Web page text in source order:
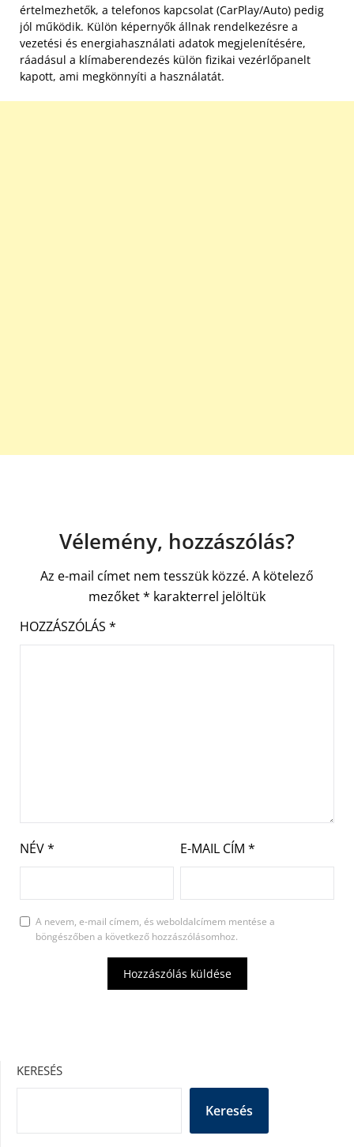
értelmezhetők, a telefonos kapcsolat (CarPlay/Auto) pedig
jól működik. Külön képernyők állnak rendelkezésre a
vezetési és energiahasználati adatok megjelenítésére,
ráadásul a klímaberendezés külön fizikai vezérlőpanelt
kapott, ami megkönnyíti a használatát.
Vélemény, hozzászólás?
Az e-mail címet nem tesszük közzé. A kötelező
mezőket* karakterrel jelöltük
HOZZÁSZÓLÁS *
NÉV* E-MAIL CÍM *
A nevem, e-mail címem, és weboldalcímem mentése a
böngészőben a következő hozzászólásomhoz.
KERESÉS
Keresés